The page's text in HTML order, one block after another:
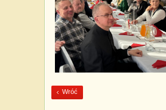
Wróć